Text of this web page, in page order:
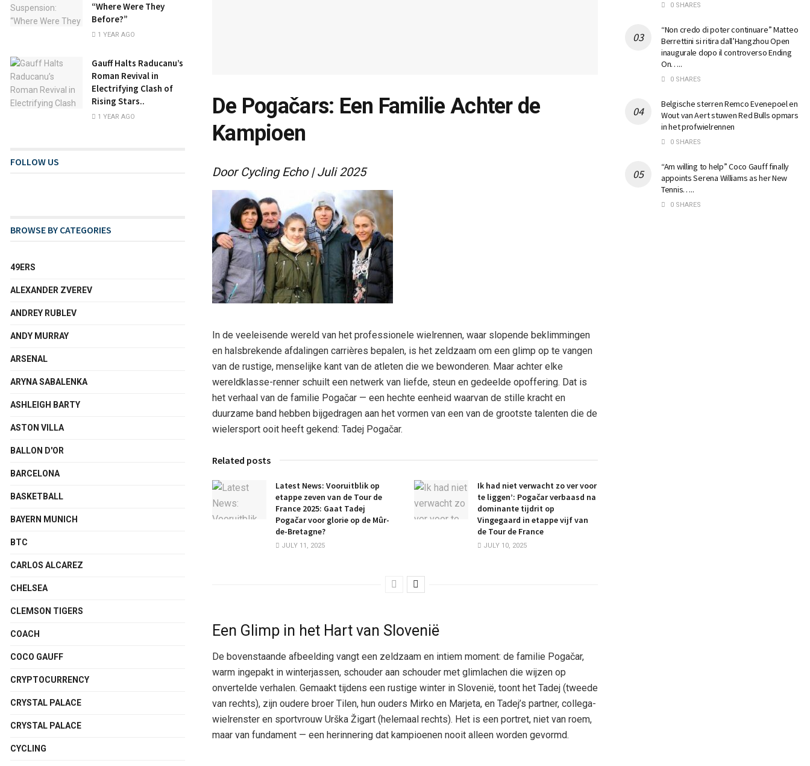
De Pogačars: Een Familie Achter de
Kampioen
Door Cycling Echo | Juli 2025
In de veeleisende wereld van het professionele wielrennen, waar slopende beklimmingen
en halsbrekende afdalingen carrières bepalen, is het zeldzaam om een glimp op te vangen
van de rustige, menselijke kant van de atleten die we bewonderen. Maar achter elke
wereldklasse-renner schuilt een netwerk van liefde, steun en gedeelde opoffering. Dat is
het verhaal van de familie Pogačar — een hechte eenheid waarvan de stille kracht en
duurzame band hebben bijgedragen aan het vormen van een van de grootste talenten die de
wielersport ooit heeft gekend: Tadej Pogačar.
Related posts
Latest News: Vooruitblik op
etappe zeven van de Tour de
France 2025: Gaat Tadej
Pogačar voor glorie op de Mûr-
de-Bretagne?
JULY 11, 2025
Ik had niet verwacht zo ver voor
te liggen’: Pogačar verbaasd na
dominante tijdrit op
Vingegaard in etappe vijf van
de Tour de France
JULY 10, 2025
Een Glimp in het Hart van Slovenië
De bovenstaande afbeelding vangt een zeldzaam en intiem moment: de familie Pogačar,
warm ingepakt in winterjassen, schouder aan schouder met glimlachen die wijzen op
onvertelde verhalen. Gemaakt tijdens een rustige winter in Slovenië, toont het Tadej (tweede
van rechts), zijn oudere broer Tilen, hun ouders Mirko en Marjeta, en Tadej’s partner, collega-
wielrenster en sportvrouw Urška Žigart (helemaal rechts). Het is een portret, niet van roem,
maar van fundament — een herinnering dat kampioenen nooit alleen worden gevormd.
“Where Were They
Before?”
1 YEAR AGO
Gauff Halts Raducanu’s
Roman Revival in
Electrifying Clash of
Rising Stars..
1 YEAR AGO
FOLLOW US
BROWSE BY CATEGORIES
49ERS
ALEXANDER ZVEREV
ANDREY RUBLEV
ANDY MURRAY
ARSENAL
ARYNA SABALENKA
ASHLEIGH BARTY
ASTON VILLA
BALLON D'OR
BARCELONA
BASKETBALL
BAYERN MUNICH
BTC
CARLOS ALCAREZ
CHELSEA
CLEMSON TIGERS
COACH
COCO GAUFF
CRYPTOCURRENCY
CRYSTAL PALACE
CRYSTAL PALACE
CYCLING
0 SHARES
“Non credo di poter continuare” Matteo
Berrettini si ritira dall’Hangzhou Open
inaugurale dopo il controverso Ending
On…..
0 SHARES
Belgische sterren Remco Evenepoel en
Wout van Aert stuwen Red Bulls opmars
in het profwielrennen
0 SHARES
“Am willing to help” Coco Gauff finally
appoints Serena Williams as her New
Tennis…..
0 SHARES